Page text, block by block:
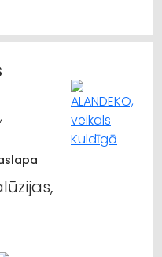
formastērpi, darba